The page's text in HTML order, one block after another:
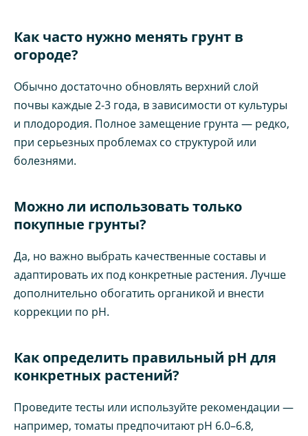
Как часто нужно менять грунт в
огороде?
Обычно достаточно обновлять верхний слой
почвы каждые 2-3 года, в зависимости от культуры
и плодородия. Полное замещение грунта — редко,
при серьезных проблемах со структурой или
болезнями.
Можно ли использовать только
покупные грунты?
Да, но важно выбрать качественные составы и
адаптировать их под конкретные растения. Лучше
дополнительно обогатить органикой и внести
коррекции по pH.
Как определить правильный pH для
конкретных растений?
Проведите тесты или используйте рекомендации —
например, томаты предпочитают pH 6.0–6.8,